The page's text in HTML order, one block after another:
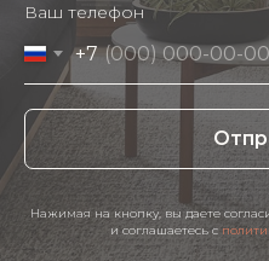
Ваш телефон
+7
Нажимая на кнопку, вы даете
и соглашаетесь c